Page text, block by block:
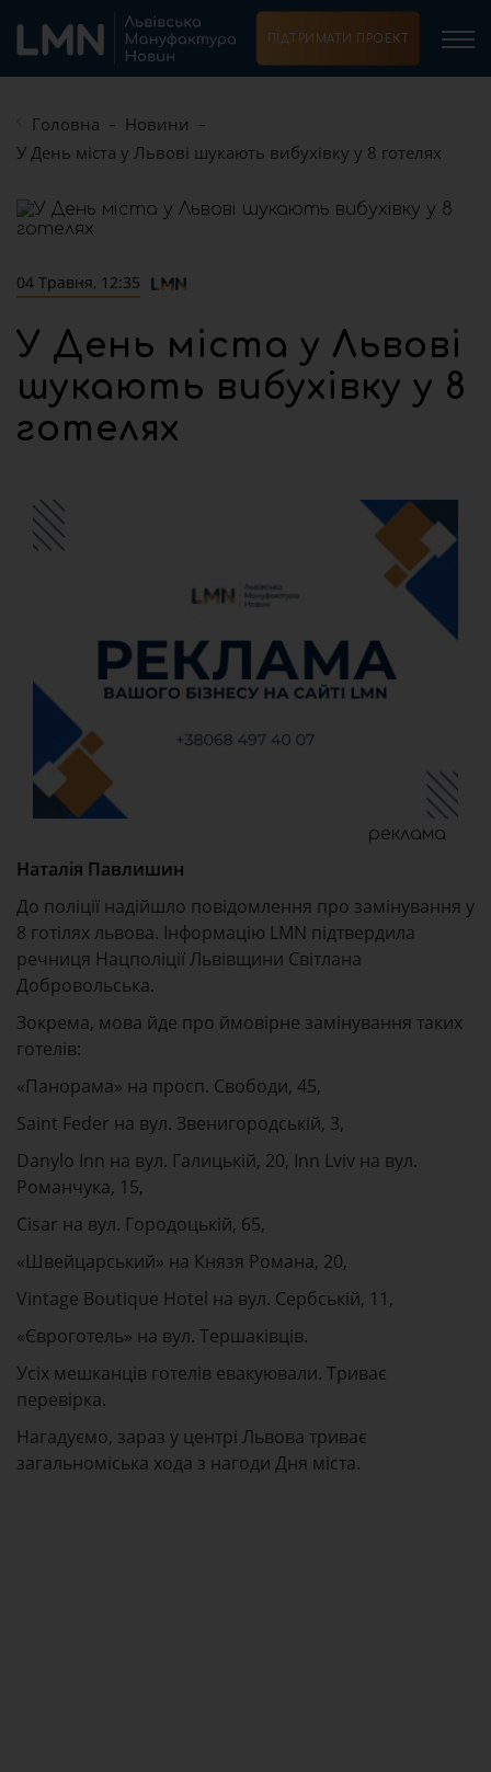
ПІДТРИМАТИ ПРОЕКТ
Головна
Новини
У День міста у Львові шукають вибухівку у 8 готелях
04 Травня, 12:35
У День міста у Львові
шукають вибухівку у 8
готелях
реклама
Наталія Павлишин
До поліції надійшло повідомлення про замінування у
8 готілях львова. Інформацію LMN підтвердила
речниця Нацполіції Львівщини Світлана
Добровольська.
Зокрема, мова йде про ймовірне замінування таких
готелів:
«Панорама» на просп. Свободи, 45,
Saint Feder на вул. Звенигородській, 3,
Danylo Inn на вул. Галицькій, 20, Inn Lviv на вул.
Романчука, 15,
Cisar на вул. Городоцькій, 65,
«Швейцарський» на Князя Романа, 20,
Vintage Boutique Hotel на вул. Сербській, 11,
«Євроготель» на вул. Тершаківців.
Усіх мешканців готелів евакуювали. Триває
перевірка.
Нагадуємо, зараз у центрі Львова триває
загальноміська хода з нагоди Дня міста.